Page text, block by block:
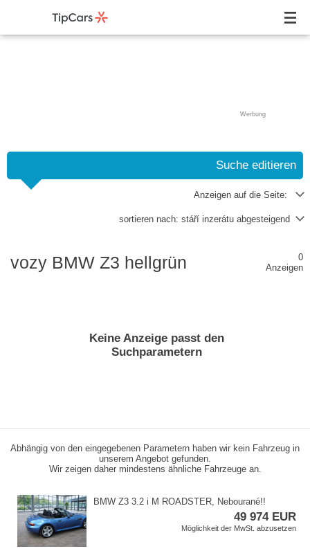
Werbung
Suche editieren
Anzeigen auf die Seite:
sortieren nach: stáří inzerátu abgesteigend
vozy BMW Z3 hellgrün
0
Anzeigen
Keine Anzeige passt den
Suchparametern
Abhängig von den eingegebenen Parametern haben wir kein Fahrzeug in
unserem Angebot gefunden.
Wir zeigen daher mindestens ähnliche Fahrzeuge an.
BMW Z3 3.2 i M ROADSTER,​ Nebourané!!
49 974 EUR
Möglichkeit der MwSt. abzusetzen